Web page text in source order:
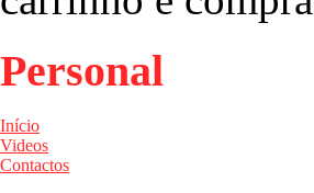
Personal
Início
Videos
Contactos